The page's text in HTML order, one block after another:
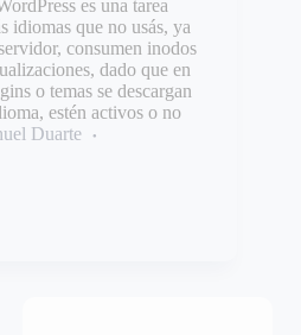
es una tarea
idiomas que no usás, ya
consumen inodos
dado que en
o temas se descargan
estén activos o no
Duarte